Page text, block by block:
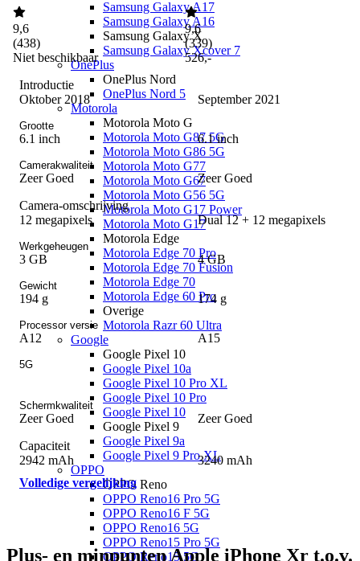
Samsung Galaxy A17
Samsung Galaxy A16
Samsung Galaxy X
Samsung Galaxy Xcover 7
OnePlus
OnePlus Nord
OnePlus Nord 5
Motorola
Motorola Moto G
Motorola Moto G87 5G
Motorola Moto G86 5G
Motorola Moto G77
Motorola Moto G67
Motorola Moto G56 5G
Motorola Moto G17 Power
Motorola Moto G17
Motorola Edge
Motorola Edge 70 Pro
Motorola Edge 70 Fusion
Motorola Edge 70
Motorola Edge 60 Pro
Overige
Motorola Razr 60 Ultra
Google
Google Pixel 10
Google Pixel 10a
Google Pixel 10 Pro XL
Google Pixel 10 Pro
Google Pixel 10
Google Pixel 9
Google Pixel 9a
Google Pixel 9 Pro XL
OPPO
OPPO Reno
OPPO Reno16 Pro 5G
OPPO Reno16 F 5G
OPPO Reno16 5G
OPPO Reno15 Pro 5G
OPPO Reno15 5G
9,6
(438)
Niet beschikbaar
9,6
(339)
526,-
Introductie
Oktober 2018
September 2021
Grootte
6.1 inch 6.1 inch
Camerakwaliteit
Zeer Goed
Zeer Goed
Camera-omschrijving
12 megapixels
Dual 12 + 12 megapixels
Werkgeheugen
3 GB 4 GB
Gewicht
194 g 174 g
Processor versie
A12 A15
5G
Schermkwaliteit
Zeer Goed
Zeer Goed
Capaciteit
2942 mAh
3240 mAh
Volledige vergelijking
Plus- en minpunten Apple iPhone Xr t.o.v.